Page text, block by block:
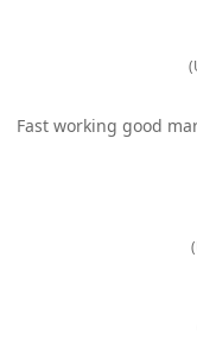
Fast working good